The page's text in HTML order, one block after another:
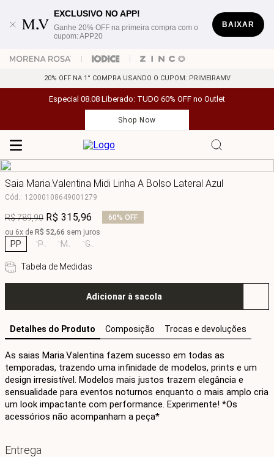
EXCLUSIVO NO APP!
Ganhe 20% OFF na primeira compra com o
cupom: APP20
BAIXAR
20% OFF NA 1° COMPRA USANDO O CUPOM: PRIMEIRAMV
Especial 08.08 Liberado: TUDO 60% OFF no Outlet
Shop Now
Saia Maria.Valentina Midi Linha A Bolso Lateral Azul
Cód.: 12000108649001279
R$789,90 R$ 315,96 60% OFF
ou 6x de R$ 52,66 sem juros
PP P M G
Tabela de Medidas
Adicionar à sacola
Detalhes do Produto Composição Trocas e devoluções
As saias Maria.Valentina fazem sucesso em todas as
temporadas, trazendo uma infinidade de modelos, prints e um
design irresistível. Modelos mais justos trazem elegância e
sensualidade para eventos noturnos enquanto o mais amplo cria
um look impactante com performance. Experimente! *Os
acessórios não acompanham a peça*
Entrega